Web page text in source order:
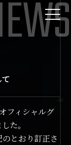
フィシャルグ
た。
とおり訂正さ